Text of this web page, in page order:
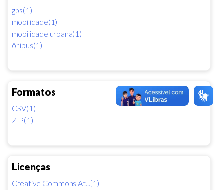
gps(1)
mobilidade(1)
mobilidade urbana(1)
ônibus(1)
Formatos
CSV(1)
ZIP(1)
Licenças
Creative Commons At...(1)